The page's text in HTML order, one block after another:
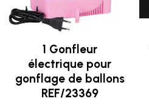
1 Gonfleur
électrique pour
gonflage de ballons
REF/23369